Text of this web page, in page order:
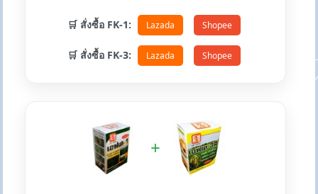
🛒 สั่งซื้อ FK-1: Lazada Shopee
🛒 สั่งซื้อ FK-3: Lazada Shopee
+